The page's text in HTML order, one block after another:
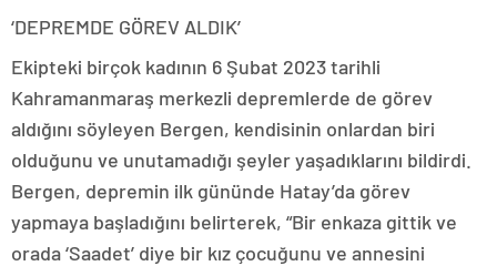
‘DEPREMDE GÖREV ALDIK’
Ekipteki birçok kadının 6 Şubat 2023 tarihli
Kahramanmaraş merkezli depremlerde de görev
aldığını söyleyen Bergen, kendisinin onlardan biri
olduğunu ve unutamadığı şeyler yaşadıklarını bildirdi.
Bergen, depremin ilk gününde Hatay’da görev
yapmaya başladığını belirterek, “Bir enkaza gittik ve
orada ‘Saadet’ diye bir kız çocuğunu ve annesini